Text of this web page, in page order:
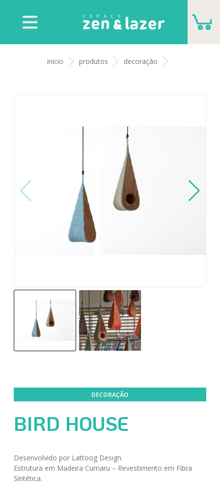
CARRINHO
ADICIONAR MAIS PRODUTOS
FECHAR ORÇAMENTO
inicio produtos decoração
DECORAÇÃO
BIRD HOUSE
Desenvolvido por Lattoog Design.
Estrutura em Madeira Cumaru – Revestimento em Fibra
Sintética.